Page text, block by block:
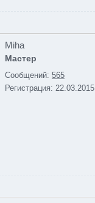
Miha
Мастер
Сообщений: 565
Регистрация: 22.03.2015